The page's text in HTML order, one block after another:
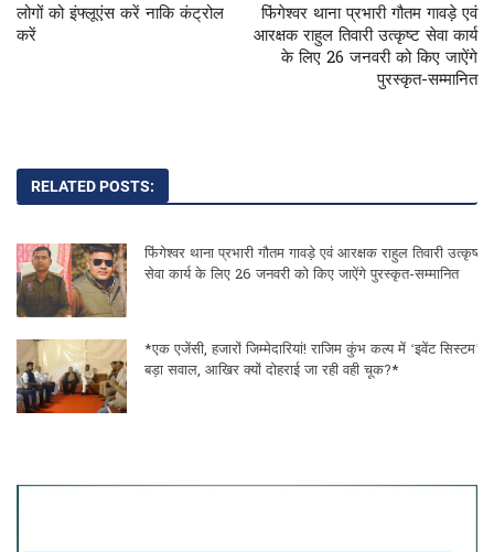
लोगों को इंफ्लूएंस करें नाकि कंट्रोल
करें
फिंगेश्वर थाना प्रभारी गौतम गावड़े एवं
आरक्षक राहुल तिवारी उत्कृष्ट सेवा कार्य
के लिए 26 जनवरी को किए जाऐंगे
पुरस्कृत-सम्मानित
RELATED POSTS:
फिंगेश्वर थाना प्रभारी गौतम गावड़े एवं आरक्षक राहुल तिवारी उत्कृष्ट
सेवा कार्य के लिए 26 जनवरी को किए जाऐंगे पुरस्कृत-सम्मानित
*एक एजेंसी, हजारों जिम्मेदारियां! राजिम कुंभ कल्प में ‘इवेंट सिस्टम’
बड़ा सवाल, आखिर क्यों दोहराई जा रही वही चूक?*